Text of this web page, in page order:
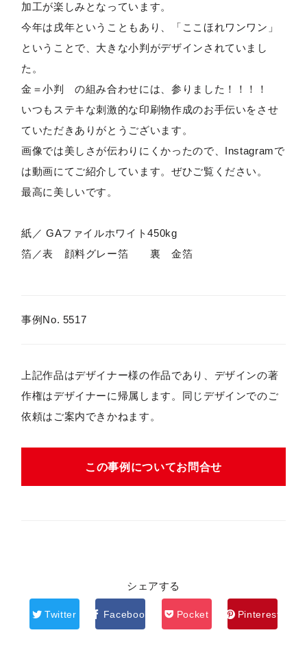
加工が楽しみとなっています。
今年は戌年ということもあり、「ここほれワンワン」
ということで、大きな小判がデザインされていまし
た。
金＝小判 の組み合わせには、参りました！！！！
いつもステキな刺激的な印刷物作成のお手伝いをさせ
ていただきありがとうございます。
画像では美しさが伝わりにくかったので、Instagramで
は動画にてご紹介しています。ぜひご覧ください。
最高に美しいです。
紙／ GAファイルホワイト450kg
箔／表 顔料グレー箔 裏 金箔
事例No. 5517
上記作品はデザイナー様の作品であり、デザインの著
作権はデザイナーに帰属します。同じデザインでのご
依頼はご案内できかねます。
この事例についてお問合せ
シェアする
Twitter Facebook Pocket Pinterest